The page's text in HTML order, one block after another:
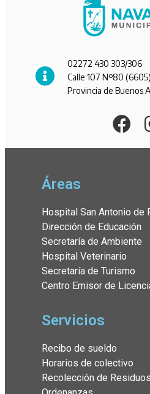
02272 430 303/306
Calle 107 Nº80
Provincia de Buenos
Áreas
Hospital San Antonio de
Dirección de Educación
Secretaría de Ambiente
Hospital Veterinario
Secretaría de Turismo
Centro Emisor de
Servicios
Recibo de sueldo
Horarios de colectivo
Recolección de Residuos